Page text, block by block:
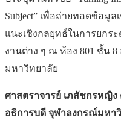
Subject” เพื่อถ่ายทอดข้อมู
แนะเชิงกลยุทธ์ในการยกร
งานต่าง ๆ ณ ห้อง 801 ชั้น
มหาวิทยาลัย
ศาสตราจารย์ เภสัชกรหญิ
อธิการบดี จุฬาลงกรณ์มหา